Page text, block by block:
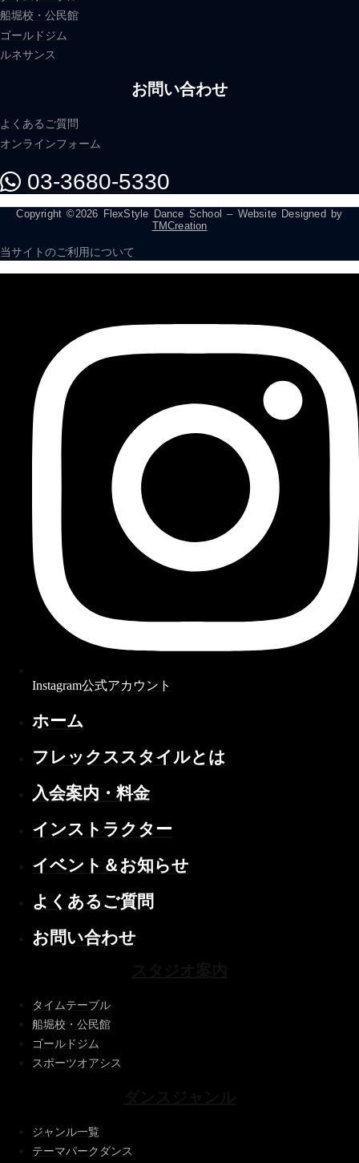
船堀校・公民館
ゴールドジム
ルネサンス
お問い合わせ
よくあるご質問
オンラインフォーム
03-3680-5330
Copyright ©2026 FlexStyle Dance School – Website Designed by
TMCreation
当サイトのご利用について
Instagram公式アカウント
ホーム
フレックススタイルとは
入会案内・料金
インストラクター
イベント＆お知らせ
よくあるご質問
お問い合わせ
タイムテーブル
船堀校・公民館
ゴールドジム
スポーツオアシス
ジャンル一覧
テーマパークダンス